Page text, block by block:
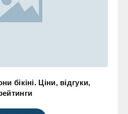
бікіні. Ціни, відгуки,